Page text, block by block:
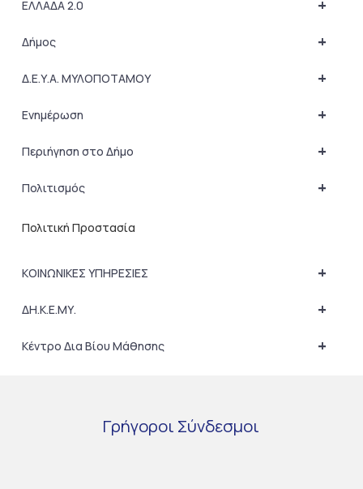
+
ΕΛΛΑΔΑ 2.0
+
Δήμος
+
Δ.Ε.Υ.Α. ΜΥΛΟΠΟΤΑΜΟΥ
+
Ενημέρωση
+
Περιήγηση στο Δήμο
+
Πολιτισμός
Πολιτική Προστασία
+
ΚΟΙΝΩΝΙΚΕΣ ΥΠΗΡΕΣΙΕΣ
+
ΔΗ.Κ.Ε.ΜΥ.
+
Κέντρο Δια Βίου Μάθησης
Γρήγοροι Σύνδεσμοι